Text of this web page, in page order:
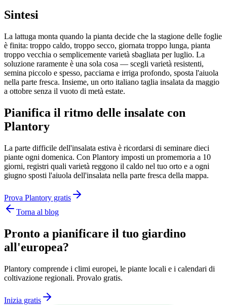
Sintesi
La lattuga monta quando la pianta decide che la stagione delle foglie
è finita: troppo caldo, troppo secco, giornata troppo lunga, pianta
troppo vecchia o semplicemente varietà sbagliata per luglio. La
soluzione raramente è una sola cosa — scegli varietà resistenti,
semina piccolo e spesso, pacciama e irriga profondo, sposta l'aiuola
nella parte fresca. Insieme, un orto italiano taglia insalata da maggio
a ottobre senza il vuoto di metà estate.
Pianifica il ritmo delle insalate con
Plantory
La parte difficile dell'insalata estiva è ricordarsi di seminare dieci
piante ogni domenica. Con Plantory imposti un promemoria a 10
giorni, registri quali varietà reggono il caldo nel tuo orto e a ogni
giugno sposti l'aiuola dell'insalata nella parte fresca della mappa.
Prova Plantory gratis
Torna al blog
Pronto a pianificare il tuo giardino
all'europea?
Plantory comprende i climi europei, le piante locali e i calendari di
coltivazione regionali. Provalo gratis.
Inizia gratis